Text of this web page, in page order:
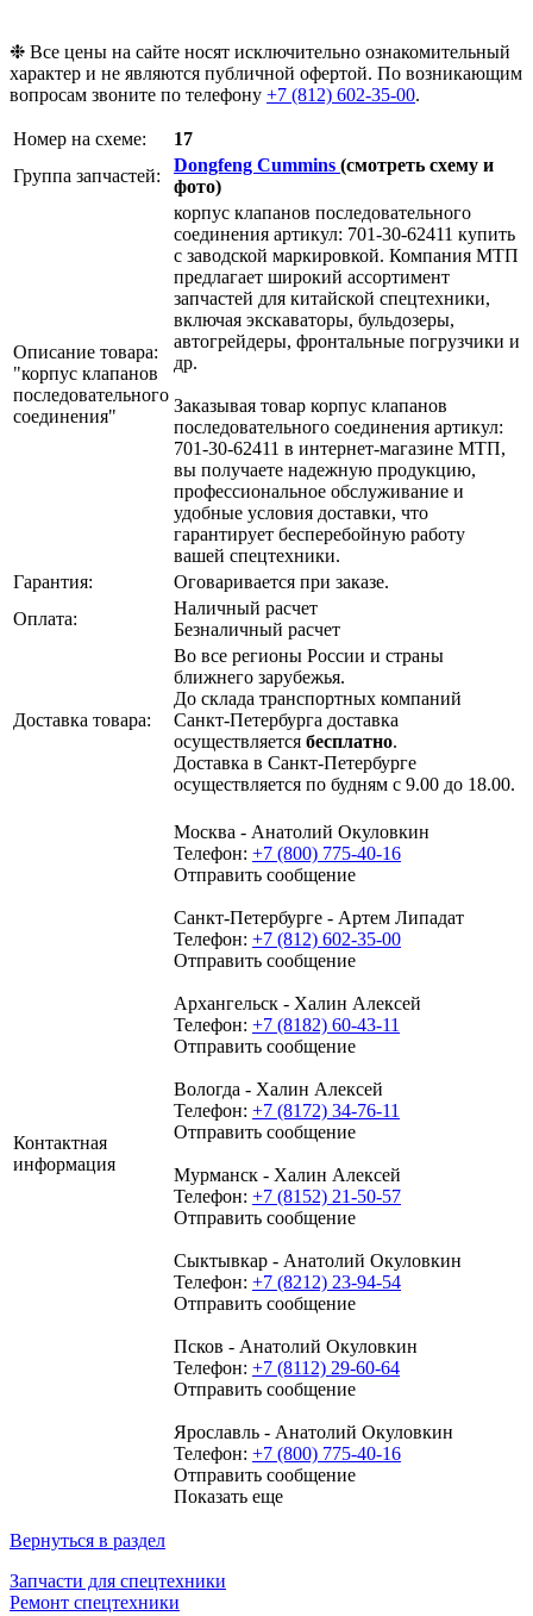
❉ Все цены на сайте носят исключительно ознакомительный
характер и не являются публичной офертой. По возникающим
вопросам звоните по телефону +7 (812) 602-35-00.
Номер на схеме:
17
Группа запчастей:
Dongfeng Cummins (смотреть схему и
фото)
Описание товара:
"корпус клапанов
последовательного
соединения"
корпус клапанов последовательного
соединения артикул: 701-30-62411 купить
с заводской маркировкой. Компания МТП
предлагает широкий ассортимент
запчастей для китайской спецтехники,
включая экскаваторы, бульдозеры,
автогрейдеры, фронтальные погрузчики и
др.
Заказывая товар корпус клапанов
последовательного соединения артикул:
701-30-62411 в интернет-магазине МТП,
вы получаете надежную продукцию,
профессиональное обслуживание и
удобные условия доставки, что
гарантирует бесперебойную работу
вашей спецтехники.
Гарантия:
Оговаривается при заказе.
Оплата:
Наличный расчет
Безналичный расчет
Доставка товара:
Во все регионы России и страны
ближнего зарубежья.
До склада транспортных компаний
Санкт-Петербурга доставка
осуществляется бесплатно.
Доставка в Санкт-Петербурге
осуществляется по будням с 9.00 до 18.00.
Контактная
информация
Москва - Анатолий Окуловкин
Телефон: +7 (800) 775-40-16
Отправить сообщение
Санкт-Петербурге - Артем Липадат
Телефон: +7 (812) 602-35-00
Отправить сообщение
Архангельск - Халин Алексей
Телефон: +7 (8182) 60-43-11
Отправить сообщение
Вологда - Халин Алексей
Телефон: +7 (8172) 34-76-11
Отправить сообщение
Мурманск - Халин Алексей
Телефон: +7 (8152) 21-50-57
Отправить сообщение
Сыктывкар - Анатолий Окуловкин
Телефон: +7 (8212) 23-94-54
Отправить сообщение
Псков - Анатолий Окуловкин
Телефон: +7 (8112) 29-60-64
Отправить сообщение
Ярославль - Анатолий Окуловкин
Телефон: +7 (800) 775-40-16
Отправить сообщение
Показать еще
Вернуться в раздел
Запчасти для спецтехники
Ремонт спецтехники